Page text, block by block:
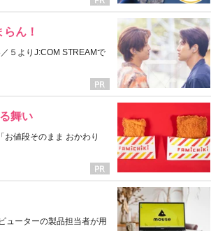
ん！
５よりJ:COM STREAMで
舞い
値段そのまま おかわり
ューターの製品担当者が用